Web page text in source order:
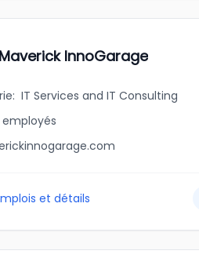
Maverick InnoGarage
: IT Services and IT Consulting
employés
et détails